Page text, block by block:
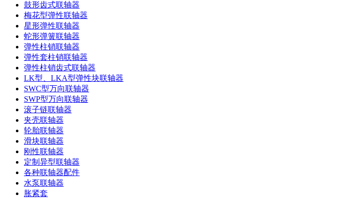
鼓形齿式联轴器
梅花型弹性联轴器
星形弹性联轴器
蛇形弹簧联轴器
弹性柱销联轴器
弹性套柱销联轴器
弹性柱销齿式联轴器
LK型、LKA型弹性块联轴器
SWC型万向联轴器
SWP型万向联轴器
滚子链联轴器
夹壳联轴器
轮胎联轴器
滑块联轴器
刚性联轴器
定制异型联轴器
各种联轴器配件
水泵联轴器
胀紧套